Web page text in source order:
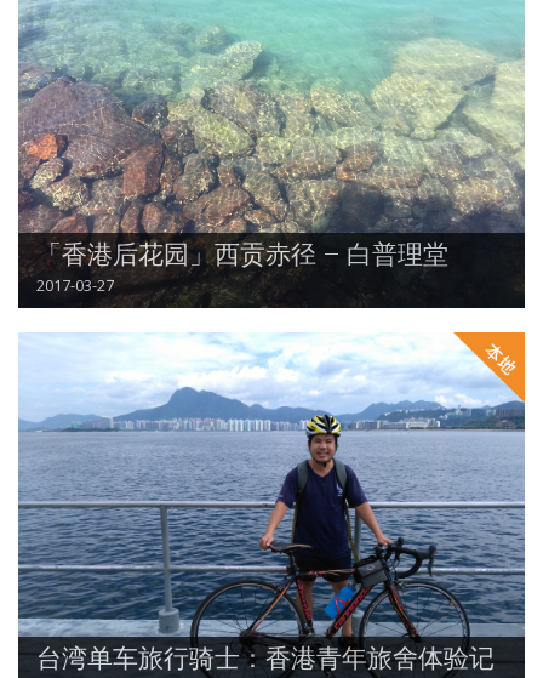
「香港后花园」西贡赤径 – 白普理堂
2017-03-27
台湾单车旅行骑士：香港青年旅舍体验记